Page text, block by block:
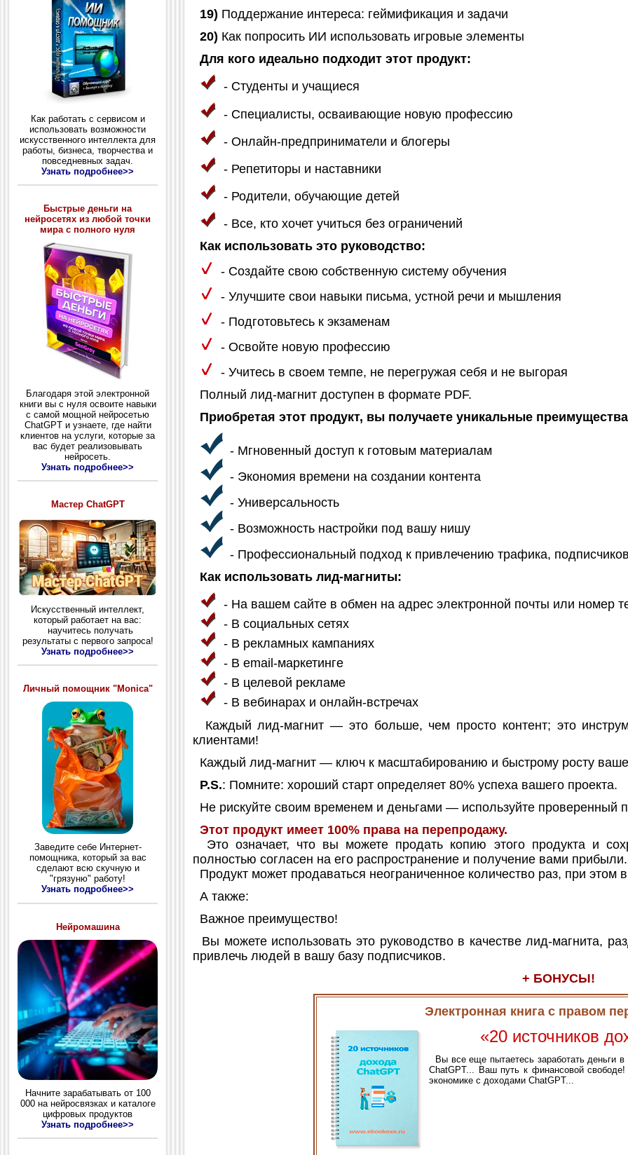
Как работать с сервисом и
использовать возможности
искусственного интеллекта для
работы, бизнеса, творчества и
повседневных задач.
Узнать подробнее>>
Быстрые деньги на
нейросетях из любой точки
мира с полного нуля
Благодаря этой электронной
книги вы с нуля освоите навыки
с самой мощной нейросетью
ChatGPT и узнаете, где найти
клиентов на услуги, которые за
вас будет реализовывать
нейросеть.
Узнать подробнее>>
Мастер ChatGPT
Искусственный интеллект,
который работает на вас:
научитесь получать
результаты с первого запроса!
Узнать подробнее>>
Личный помощник "Monica"
Заведите себе Интернет-
помощника, который за вас
сделают всю скучную и
"грязуню" работу!
Узнать подробнее>>
Нейромашина
Начните зарабатывать от 100
000 на нейросвязках и каталоге
цифровых продуктов
Узнать подробнее>>
19) Поддержание интереса: геймификация и задачи
20) Как попросить ИИ использовать игровые элементы
Для кого идеально подходит этот продукт:
- Студенты и учащиеся
- Специалисты, осваивающие новую профессию
- Онлайн-предприниматели и блогеры
- Репетиторы и наставники
- Родители, обучающие детей
- Все, кто хочет учиться без ограничений
Как использовать это руководство:
- Создайте свою собственную систему обучения
- Улучшите свои навыки письма, устной речи и мышления
- Подготовьтесь к экзаменам
- Освойте новую профессию
- Учитесь в своем темпе, не перегружая себя и не выгорая
Полный лид-магнит доступен в формате PDF.
Приобретая этот продукт, вы получаете уникальные
- Мгновенный доступ к готовым материалам
- Экономия времени на создании контента
- Универсальность
- Возможность настройки под вашу нишу
- Профессиональный подход к привлечению трафика,
Как использовать лид-магниты:
- На вашем сайте в обмен на адрес электронной почты или номер
- В социальных сетях
- В рекламных кампаниях
- В email-маркетинге
- В целевой рекламе
- В вебинарах и онлайн-встречах
Каждый лид-магнит — это больше, чем просто контент; это
клиентами!
Каждый лид-магнит — ключ к масштабированию и быстрому росту
P.S.: Помните: хороший старт определяет 80% успеха вашего проекта.
Не рискуйте своим временем и деньгами — используйте проверенный
Этот продукт имеет 100% права на перепродажу.
Это означает, что вы можете продать копию этого продукта и
полностью согласен на его распространение и получение вами прибыли.
Продукт может продаваться неограниченное количество раз, при
А также:
Важное преимущество!
Вы можете использовать это руководство в качестве лид-магнита,
привлечь людей в вашу базу подписчиков.
+ БОНУСЫ!
Электронная книга с правом
«20 источников
Вы все еще пытаетесь заработать деньги
ChatGPT... Ваш путь к финансовой свободе!
экономике с доходами ChatGPT...